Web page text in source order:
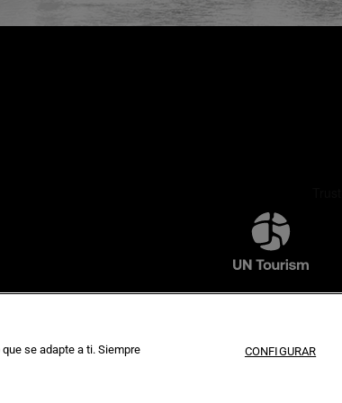
se adapte a ti. Siempre
CONFIGURAR